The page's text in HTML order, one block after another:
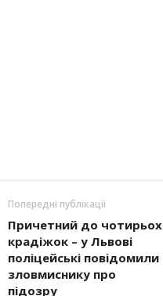
Попередні публікації
Причетний до чотирьох
крадіжок – у Львові
поліцейські повідомили
зловмиснику про
підозру